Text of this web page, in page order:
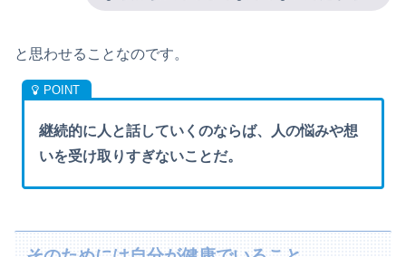
と思わせることなのです。
継続的に人と話していくのならば、人の悩みや想
いを受け取りすぎないことだ。